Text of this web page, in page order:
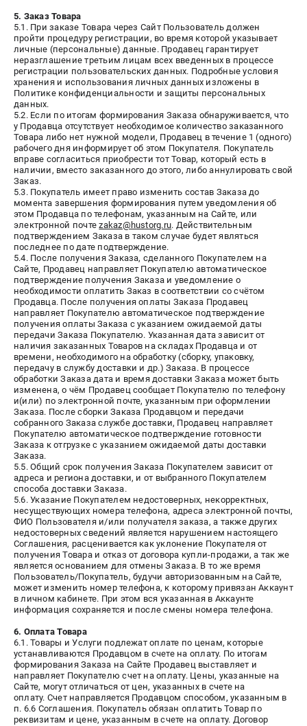
5. Заказ Товара
5.1. При заказе Товара через Сайт Пользователь должен
пройти процедуру регистрации, во время которой указывает
личные (персональные) данные. Продавец гарантирует
неразглашение третьим лицам всех введенных в процессе
регистрации пользовательских данных. Подробные условия
хранения и использования личных данных изложены в
Политике конфиденциальности и защиты персональных
данных.
5.2. Если по итогам формирования Заказа обнаруживается, что
у Продавца отсутствует необходимое количество заказанного
Товара либо нет нужной модели, Продавец в течение 1 (одного)
рабочего дня информирует об этом Покупателя. Покупатель
вправе согласиться приобрести тот Товар, который есть в
наличии, вместо заказанного до этого, либо аннулировать свой
Заказ.
5.3. Покупатель имеет право изменить состав Заказа до
момента завершения формирования путем уведомления об
этом Продавца по телефонам, указанным на Сайте, или
электронной почтеzakaz@hustorg.ru. Действительным
подтверждением Заказа в таком случае будет являться
последнее по дате подтверждение.
5.4. После получения Заказа, сделанного Покупателем на
Сайте, Продавец направляет Покупателю автоматическое
подтверждение получения Заказа и уведомление о
необходимости оплатить Заказ в соответствии со счётом
Продавца. После получения оплаты Заказа Продавец
направляет Покупателю автоматическое подтверждение
получения оплаты Заказа с указанием ожидаемой даты
передачи Заказа Покупателю. Указанная дата зависит от
наличия заказанных Товаров на складах Продавца и от
времени, необходимого на обработку (сборку, упаковку,
передачу в службу доставки и др.) Заказа. В процессе
обработки Заказа дата и время доставки Заказа может быть
изменена, о чём Продавец сообщает Покупателю по телефону
и(или) по электронной почте, указанным при оформлении
Заказа. После сборки Заказа Продавцом и передачи
собранного Заказа службе доставки, Продавец направляет
Покупателю автоматическое подтверждение готовности
Заказа к отгрузке с указанием ожидаемой даты доставки
Заказа.
5.5. Общий срок получения Заказа Покупателем зависит от
адреса и региона доставки, и от выбранного Покупателем
способа доставки Заказа.
5.6. Указание Покупателем недостоверных, некорректных,
несуществующих номера телефона, адреса электронной почты,
ФИО Пользователя и/или получателя заказа, а также других
недостоверных сведений является нарушением настоящего
Соглашения, расценивается как уклонение Покупателя от
получения Товара и отказ от договора купли-продажи, а так же
является основанием для отмены Заказа. В то же время
Пользователь/Покупатель, будучи авторизованным на Сайте,
может изменить номер телефона, к которому привязан Аккаунт
в личном кабинете. При этом вся указанная в Аккаунте
информация сохраняется и после смены номера телефона.
6. Оплата Товара
6.1. Товары и Услуги подлежат оплате по ценам, которые
устанавливаются Продавцом в счете на оплату. По итогам
формирования Заказа на Сайте Продавец выставляет и
направляет Покупателю счет на оплату. Цены, указанные на
Сайте, могут отличаться от цен, указанных в счете на
оплату. Счет направляется Продавцом способом, указанным в
п. 6.6 Соглашения. Покупатель обязан оплатить Товар по
реквизитам и цене, указанным в счете на оплату. Договор